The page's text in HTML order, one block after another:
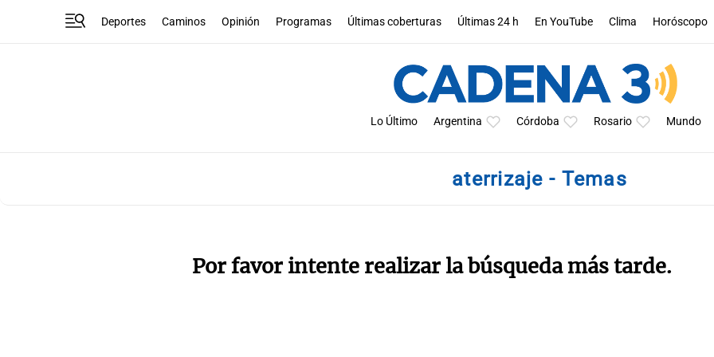
Deportes Caminos Opinión Programas Últimas coberturas Últimas 24 h En YouTube Clima Horóscopo
Lo Último Argentina Córdoba Rosario Mundo
aterrizaje - Temas
Por favor intente realizar la búsqueda más tarde.